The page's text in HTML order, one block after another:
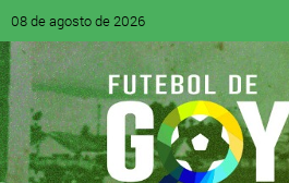
08 de agosto de 2026